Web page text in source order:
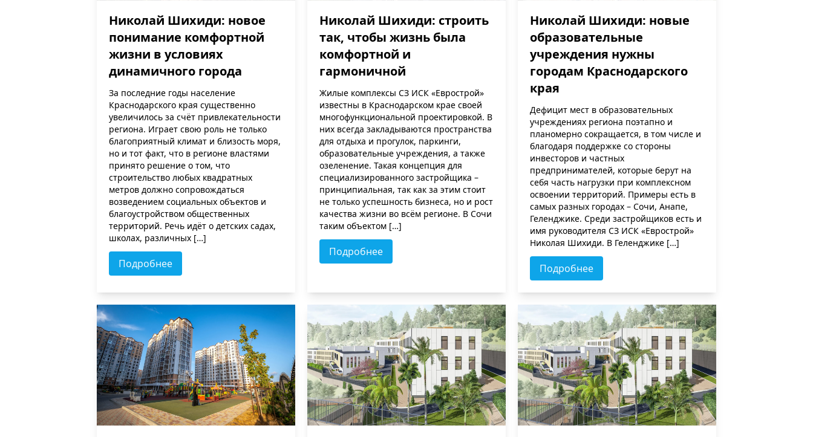
Николай Шихиди: новое
понимание комфортной
жизни в условиях
динамичного города
За последние годы население
Краснодарского края существенно
увеличилось за счёт привлекательности
региона. Играет свою роль не только
благоприятный климат и близость моря,
но и тот факт, что в регионе властями
принято решение о том, что
строительство любых квадратных
метров должно сопровождаться
возведением социальных объектов и
благоустройством общественных
территорий. Речь идёт о детских садах,
школах, различных […]
Подробнее
Николай Шихиди: строить
так, чтобы жизнь была
комфортной и
гармоничной
Жилые комплексы СЗ ИСК «Еврострой»
известны в Краснодарском крае своей
многофункциональной проектировкой. В
них всегда закладываются пространства
для отдыха и прогулок, паркинги,
образовательные учреждения, а также
озеленение. Такая концепция для
специализированного застройщика –
принципиальная, так как за этим стоит
не только успешность бизнеса, но и рост
качества жизни во всём регионе. В Сочи
таким объектом […]
Подробнее
Николай Шихиди: новые
образовательные
учреждения нужны
городам Краснодарского
края
Дефицит мест в образовательных
учреждениях региона поэтапно и
планомерно сокращается, в том числе и
благодаря поддержке со стороны
инвесторов и частных
предпринимателей, которые берут на
себя часть нагрузки при комплексном
освоении территорий. Примеры есть в
самых разных городах – Сочи, Анапе,
Геленджике. Среди застройщиков есть и
имя руководителя СЗ ИСК «Еврострой»
Николая Шихиди. В Геленджике […]
Подробнее